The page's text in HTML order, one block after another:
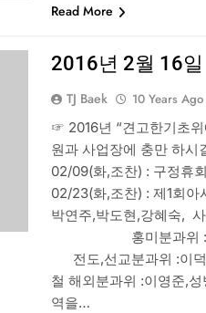
Read More
2016년 2월 16
TJ Baek 10 Years Ago
☞ 2016년 “견고한기초
원과 사업장에 충만 하
02/09(화,조찬) : 구정휴
02/23(화,조찬) : 제1회
박연주,박도현,강혜숙,
홍미분과위 :백태주
전도,선교분과위 :이덕
철 해외분과위 :이영준,
역을…